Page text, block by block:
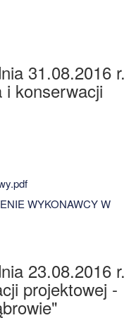
31.08.2016 r.
konserwacji
WYKONAWCY W
23.08.2016 r.
projektowej -